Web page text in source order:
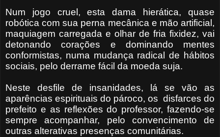
Num jogo cruel, esta dama hierática, quase
robótica com sua perna mecânica e mão artificial,
maquiagem carregada e olhar de fria fixidez, vai
detonando corações e dominando mentes
conformistas, numa mudança radical de hábitos
sociais, pelo derrame fácil da moeda suja.
Neste desfile de insanidades, lá se vão as
aparências espirituais do pároco, os disfarces do
prefeito e as reflexões do professor, fazendo-se
sempre acompanhar, pelo convencimento de
outras alterativas presenças comunitárias.